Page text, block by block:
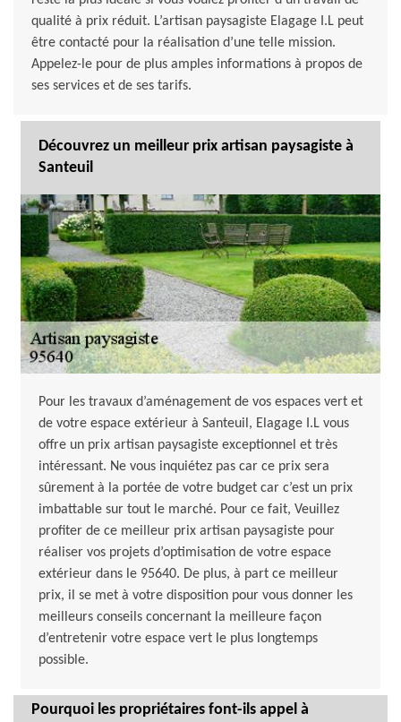
qualité à prix réduit. L’artisan paysagiste Elagage I.L peut
être contacté pour la réalisation d’une telle mission.
Appelez-le pour de plus amples informations à propos de
ses services et de ses tarifs.
Découvrez un meilleur prix artisan paysagiste à
Santeuil
Pour les travaux d’aménagement de vos espaces vert et
de votre espace extérieur à Santeuil, Elagage I.L vous
offre un prix artisan paysagiste exceptionnel et très
intéressant. Ne vous inquiétez pas car ce prix sera
sûrement à la portée de votre budget car c’est un prix
imbattable sur tout le marché. Pour ce fait, Veuillez
profiter de ce meilleur prix artisan paysagiste pour
réaliser vos projets d’optimisation de votre espace
extérieur dans le 95640. De plus, à part ce meilleur
prix, il se met à votre disposition pour vous donner les
meilleurs conseils concernant la meilleure façon
d’entretenir votre espace vert le plus longtemps
possible.
Pourquoi les propriétaires font-ils appel à